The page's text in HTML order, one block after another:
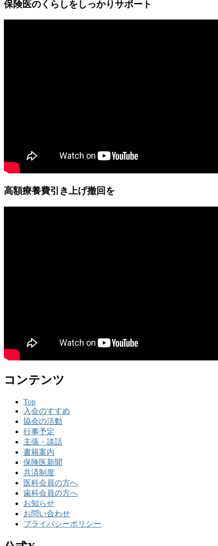
保険医のくらしをしっかりサポート
高額療養費引き上げ撤回を
コンテンツ
Top
入会のすすめ
協会の活動
行事予定
主張・談話
書籍案内
保険医新聞
共済制度
医科会員の方へ
歯科会員の方へ
お知らせ
お問い合わせ
プライバシーポリシー